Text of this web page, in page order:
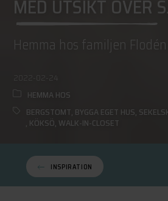
MED UTSIKT ÖVER
Hemma hos familjen Flodén
2022-02-24
HEMMA HOS
BERGSTOMT, BYGGA EGET HUS,
, KÖKSÖ, WALK-IN-CLOSET
INSPIRATION